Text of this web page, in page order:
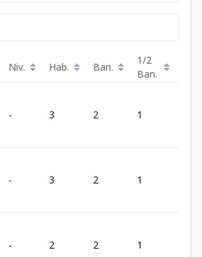
Niv. Hab. Ban.
1/2
Ban.
- 3 2 1
- 3 2 1
- 2 2 1